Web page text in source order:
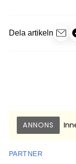
Dela artikeln
ANNONS
PARTNER